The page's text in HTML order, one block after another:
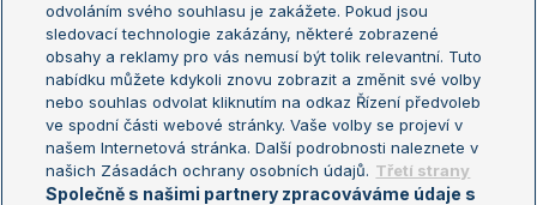
Turnaj mistrů
Turnaj mistryň
Aktualní trendy
Fotbalové přestupy
Livesport Daily
LS Prague Open
odvoláním svého souhlasu je zakážete. Pokud jsou
sledovací technologie zakázány, některé zobrazené
obsahy a reklamy pro vás nemusí být tolik relevantní. Tuto
nabídku můžete kdykoli znovu zobrazit a změnit své volby
nebo souhlas odvolat kliknutím na odkaz Řízení předvoleb
ve spodní části webové stránky. Vaše volby se projeví v
našem Internetová stránka. Další podrobnosti naleznete v
našich Zásadách ochrany osobních údajů. Třetí strany
Společně s našimi partnery zpracováváme údaje s